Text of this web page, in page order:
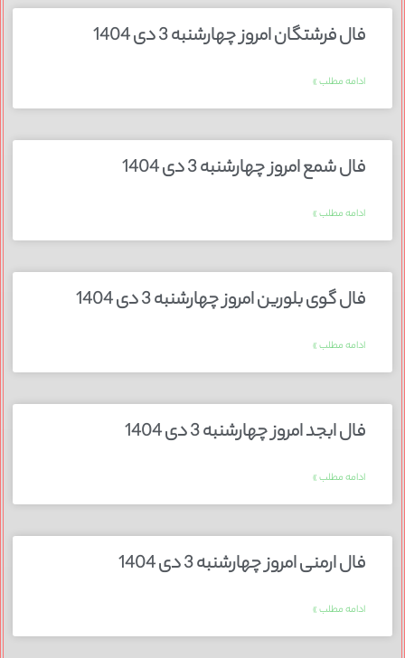
فال فرشتگان امروز چهارشنبه 3 دی 1404
ادامه مطلب »
فال شمع امروز چهارشنبه 3 دی 1404
ادامه مطلب »
فال گوی بلورین امروز چهارشنبه 3 دی 1404
ادامه مطلب »
فال ابجد امروز چهارشنبه 3 دی 1404
ادامه مطلب »
فال ارمنی امروز چهارشنبه 3 دی 1404
ادامه مطلب »